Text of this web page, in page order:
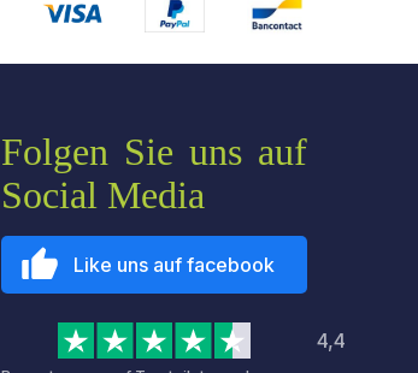
Folgen Sie uns auf
Social Media
Like uns auf facebook
4,4